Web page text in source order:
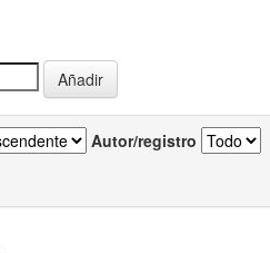
Autor/registro